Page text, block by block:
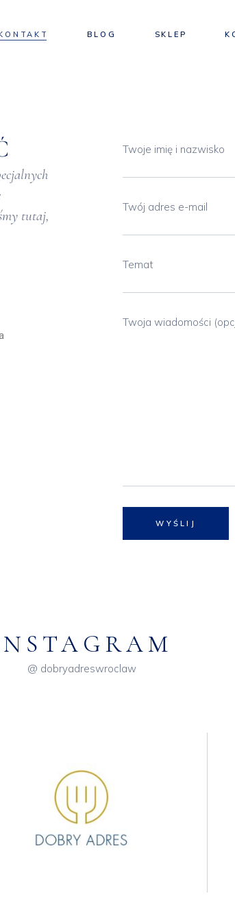
BLOG SKLEP
tutaj,
Twoje imię i nazwisko
Twój adres e-mail
Temat
Twoja wiadomości
WYŚLIJ
@ dobryadreswroclaw